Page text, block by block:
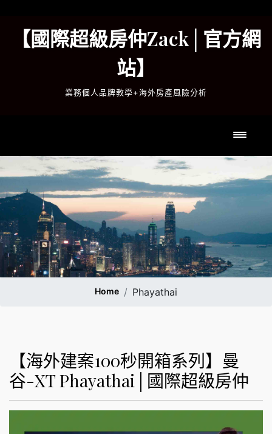
content【國際超級房仲Zack│官方網
站】
業務個人品牌教學+海外房產風險分析
Home Phayathai
【海外建案100秒開箱系列】曼
谷-XT Phayathai│國際超級房仲